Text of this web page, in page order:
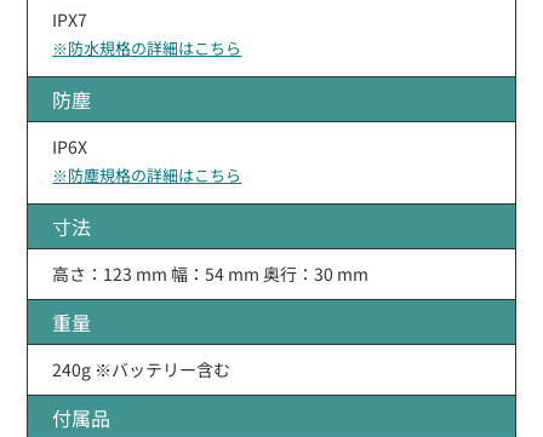
IPX7
※防水規格の詳細はこちら
防塵
IP6X
※防塵規格の詳細はこちら
寸法
高さ：123 mm 幅：54 mm 奥行：30 mm
重量
240g ※バッテリー含む
付属品